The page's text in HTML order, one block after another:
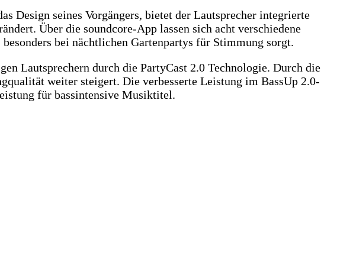
Design seines Vorgängers, bietet der Lautsprecher integrierte
Über die soundcore-App lassen sich acht verschiedene
bei nächtlichen Gartenpartys für Stimmung sorgt.
Lautsprechern durch die PartyCast 2.0 Technologie. Durch die
weiter steigert. Die verbesserte Leistung im BassUp 2.0-
für bassintensive Musiktitel.